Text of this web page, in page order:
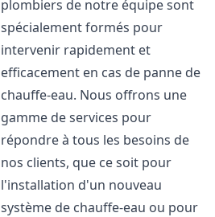
plombiers de notre équipe sont
spécialement formés pour
intervenir rapidement et
efficacement en cas de panne de
chauffe-eau. Nous offrons une
gamme de services pour
répondre à tous les besoins de
nos clients, que ce soit pour
l'installation d'un nouveau
système de chauffe-eau ou pour